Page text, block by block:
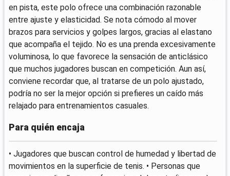
en pista, este polo ofrece una combinación razonable
entre ajuste y elasticidad. Se nota cómodo al mover
brazos para servicios y golpes largos, gracias al elastano
que acompaña el tejido. No es una prenda excesivamente
voluminosa, lo que favorece la sensación de anticlásico
que muchos jugadores buscan en competición. Aun así,
conviene recordar que, al tratarse de un polo ajustado,
podría no ser la mejor opción si prefieres un caído más
relajado para entrenamientos casuales.
Para quién encaja
• Jugadores que buscan control de humedad y libertad de
movimientos en la superficie de tenis. • Personas que